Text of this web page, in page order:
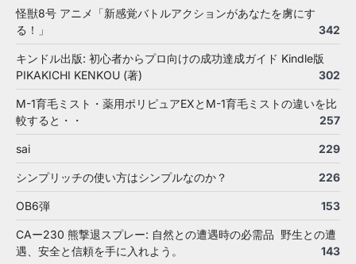
怪獣8号 アニメ「新感覚バトルアクションがあなたを虜にす
る！」
342
キンドル出版: 初心者からプロ向けの成功達成ガイド Kindle版
PIKAKICHI KENKOU (著)
302
M-1育毛ミスト・薬用ポリピュアEXとM-1育毛ミストの違いを比
較すると・・
257
sai 229
シンプリッチの使い方はシンプルなのか？ 226
OB6弾 153
CAー230 熊撃退スプレー: 自然との遭遇時の必需品 野生との遭
遇、安全と信頼を手に入れよう。
143